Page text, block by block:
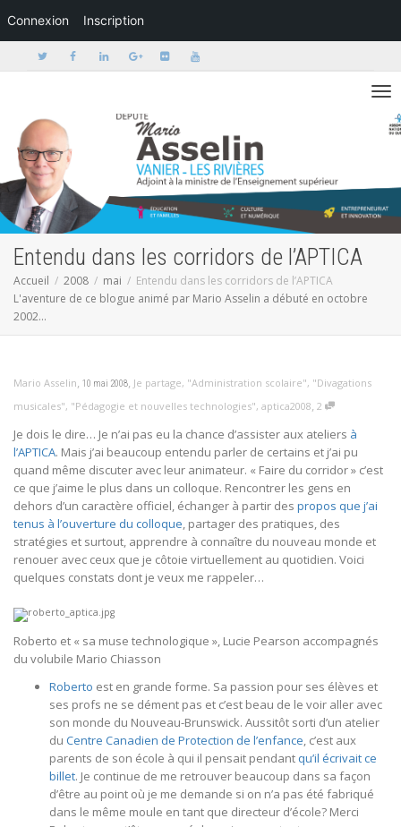
Connexion Inscription
Activer/
Entendu dans les corridors de l’APTICA
Accueil 2008 mai
Entendu dans les corridors de l’APTICA
L'aventure de ce blogue animé par Mario Asselin a débuté en octobre
2002...
Mario Asselin, 10 mai 2008, Je partage, "Administration scolaire", "Divagations
musicales", "Pédagogie et nouvelles technologies", aptica2008, 2
Je dois le dire… Je n’ai pas eu la chance d’assister aux ateliers à
l’APTICA. Mais j’ai beaucoup entendu parler de certains et j’ai pu
quand même discuter avec leur animateur. « Faire du corridor » c’est
ce que j’aime le plus dans un colloque. Rencontrer les gens en
dehors d’un caractère officiel, échanger à partir des propos que j’ai
tenus à l’ouverture du colloque, partager des pratiques, des
stratégies et surtout, apprendre à connaître du nouveau monde et
renouer avec ceux que je côtoie virtuellement au quotidien. Voici
quelques constats dont je veux me rappeler…
Roberto et « sa muse technologique », Lucie Pearson accompagnés
du volubile Mario Chiasson
Roberto est en grande forme. Sa passion pour ses élèves et
ses profs ne se dément pas et c’est beau de le voir aller avec
son monde du Nouveau-Brunswick. Aussitôt sorti d’un atelier
du Centre Canadien de Protection de l’enfance, c’est aux
parents de son école à qui il pensait pendant qu’il écrivait ce
billet. Je continue de me retrouver beaucoup dans sa façon
d’être au point où je me demande si on n’a pas été fabriqué
dans le même moule en tant que directeur d’école? Merci